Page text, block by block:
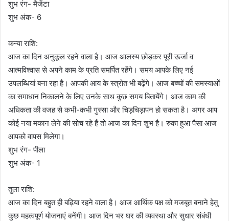
शुभ रंग- मैजेंटा
शुभ अंक- 6
कन्या राशि:
आज का दिन अनुकूल रहने वाला है। आज आलस्य छोड़कर पूरी ऊर्जा व
आत्मविश्वास से अपने काम के प्रति समर्पित रहेंगे। समय आपके लिए नई
उपलब्धियां बना रहा है। आपकी आय के स्त्रोत भी बढ़ेंगे। आज बच्चों की समस्याओं
का समाधान निकालने के लिए उनके साथ कुछ समय बितायेंगे। आज काम की
अधिकता की वजह से कभी-कभी गुस्सा और चिड़चिड़ापन हो सकता है। अगर आप
कोई नया मकान लेने की सोच रहे हैं तो आज का दिन शुभ है। रुका हुआ पैसा आज
आपको वापस मिलेगा।
शुभ रंग- पीला
शुभ अंक- 1
तुला राशि:
आज का दिन बहुत ही बढ़िया रहने वाला है। आज आर्थिक पक्ष को मजबूत बनाने हेतु
कुछ महत्वपूर्ण योजनाएं बनेंगी। आज दिन भर घर की व्यवस्था और सुधार संबंधी